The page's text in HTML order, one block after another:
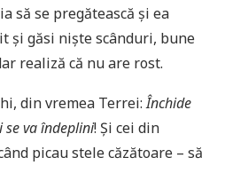
să se pregătească și ea
și găsi niște scânduri, bune
realiză că nu are rost.
din vremea Terrei:Închide
se va îndeplini! Și cei din
picau stele căzătoare – să